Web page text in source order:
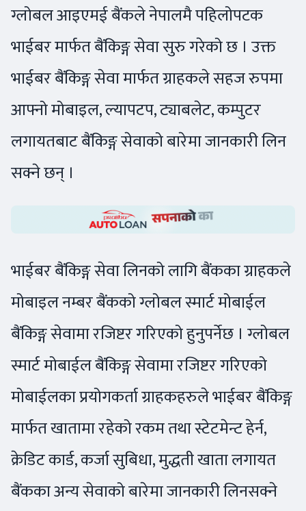
ग्लोबल आइएमई बैंकले नेपालमै पहिलोपटक
भाईबर मार्फत बैंकिङ्ग सेवा सुरु गरेको छ । उक्त
भाईबर बैंकिङ्ग सेवा मार्फत ग्राहकले सहज रुपमा
आफ्नो मोबाइल, ल्यापटप, ट्याबलेट, कम्पुटर
लगायतबाट बैंकिङ्ग सेवाको बारेमा जानकारी लिन
सक्ने छन् ।
भाईबर बैंकिङ्ग सेवा लिनको लागि बैंकका ग्राहकले
मोबाइल नम्बर बैंकको ग्लोबल स्मार्ट मोबाईल
बैंकिङ्ग सेवामा रजिष्टर गरिएको हुनुपर्नेछ । ग्लोबल
स्मार्ट मोबाईल बैंकिङ्ग सेवामा रजिष्टर गरिएको
मोबाईलका प्रयोगकर्ता ग्राहकहरुले भाईबर बैंकिङ्ग
मार्फत खातामा रहेको रकम तथा स्टेटमेन्ट हेर्न,
क्रेडिट कार्ड, कर्जा सुबिधा, मुद्धती खाता लगायत
बैंकका अन्य सेवाको बारेमा जानकारी लिनसक्ने